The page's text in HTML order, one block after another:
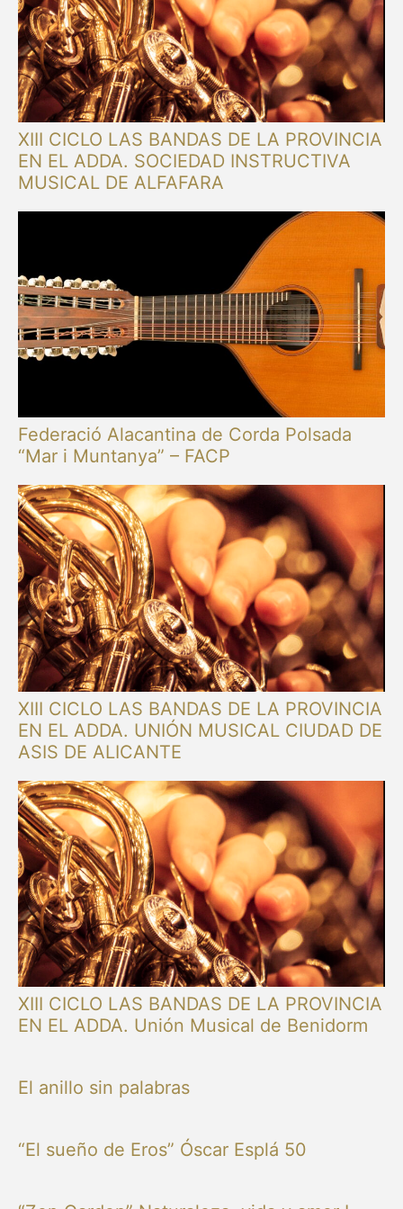
XIII CICLO LAS BANDAS DE LA PROVINCIA
EN EL ADDA. SOCIEDAD INSTRUCTIVA
MUSICAL DE ALFAFARA
Federació Alacantina de Corda Polsada
“Mar i Muntanya” – FACP
XIII CICLO LAS BANDAS DE LA PROVINCIA
EN EL ADDA. UNIÓN MUSICAL CIUDAD DE
ASIS DE ALICANTE
XIII CICLO LAS BANDAS DE LA PROVINCIA
EN EL ADDA. Unión Musical de Benidorm
El anillo sin palabras
“El sueño de Eros” Óscar Esplá 50